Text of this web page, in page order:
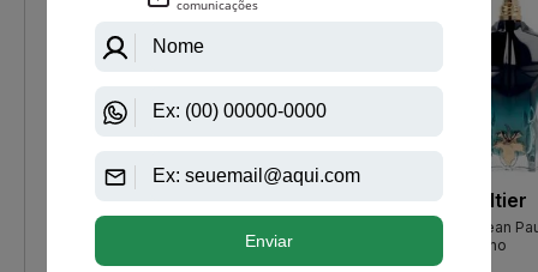
Phantom Paco Rabanne Eau De
Jean Paul Gaultier
Le Beau Le Parfum Jean
Gaultier Masculino